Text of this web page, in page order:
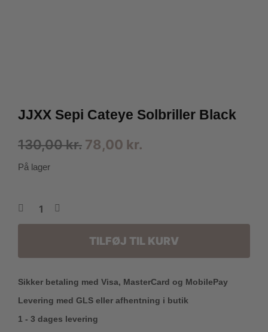
JJXX Sepi Cateye Solbriller Black
130,00kr. Den
130,00 kr..
78,00 kr.
78,00 kr..
På lager
TILFØJ TIL KURV
Sikker betaling med Visa, MasterCard og MobilePay
Levering med GLS eller afhentning i butik
1 - 3 dages levering